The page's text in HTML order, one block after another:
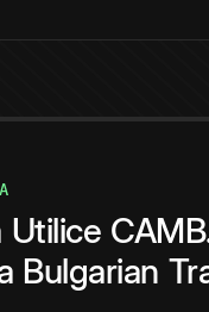
Utilice
Bulgarian